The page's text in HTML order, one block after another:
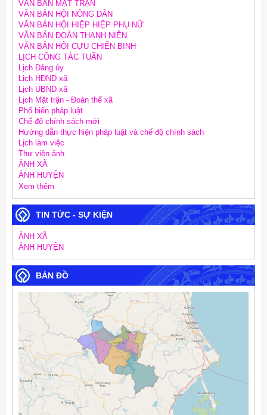
VĂN BẢN MẶT TRẬN
VĂN BẢN HỘI NÔNG DÂN
VĂN BẢN HỘI HIỆP HIỆP PHỤ NỮ
VĂN BẢN ĐOÀN THANH NIÊN
VĂN BẢN HỘI CỰU CHIẾN BINH
LỊCH CÔNG TÁC TUẦN
Lịch Đảng ủy
Lịch HĐND xã
Lịch UBND xã
Lịch Mặt trận - Đoàn thể xã
Phổ biến pháp luật
Chế độ chính sách mới
Hướng dẫn thực hiện pháp luật và chế độ chính sách
Lịch làm việc
Thư viện ảnh
ẢNH XÃ
ẢNH HUYỆN
Xem thêm
TIN TỨC - SỰ KIỆN
ẢNH XÃ
ẢNH HUYỆN
BẢN ĐỒ